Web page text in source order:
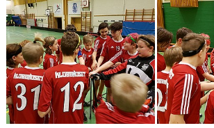
BILDGALLERI
KONTAKT